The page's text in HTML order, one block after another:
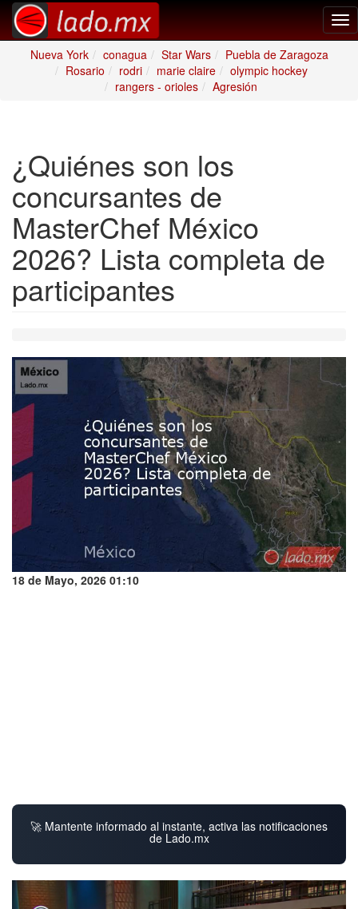
Nueva York
conagua Star Wars
Puebla de Zaragoza
Rosario
rodri marie claire
olympic hockey
rangers - orioles
Agresión
¿Quiénes son los
concursantes de
MasterChef México
2026? Lista completa de
participantes
18 de Mayo, 2026 01:10
🚀 Mantente informado al instante, activa las notificaciones
de Lado.mx